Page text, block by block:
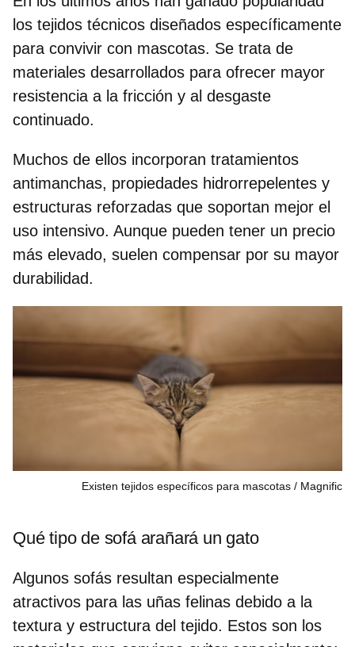
los tejidos técnicos diseñados específicamente
para convivir con mascotas. Se trata de
materiales desarrollados para ofrecer mayor
resistencia a la fricción y al desgaste
continuado.
Muchos de ellos incorporan tratamientos
antimanchas, propiedades hidrorrepelentes y
estructuras reforzadas que soportan mejor el
uso intensivo. Aunque pueden tener un precio
más elevado, suelen compensar por su mayor
durabilidad.
Existen tejidos específicos para mascotas Magnific
Qué tipo de sofá arañará un gato
Algunos sofás resultan especialmente
atractivos para las uñas felinas debido a la
textura y estructura del tejido. Estos son los